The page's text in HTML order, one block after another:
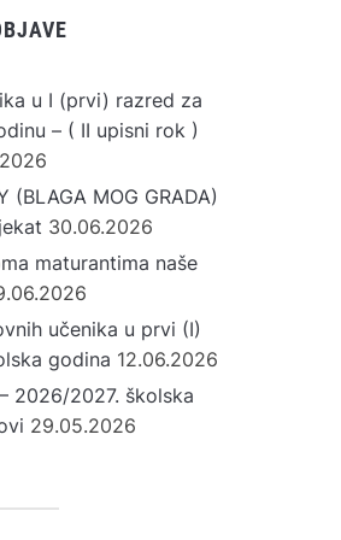
u I (prvi) razred za
– ( II upisni rok )
(BLAGA MOG GRADA)
30.06.2026
maturantima naše
učenika u prvi (I)
godina 12.06.2026
2026/2027. školska
29.05.2026